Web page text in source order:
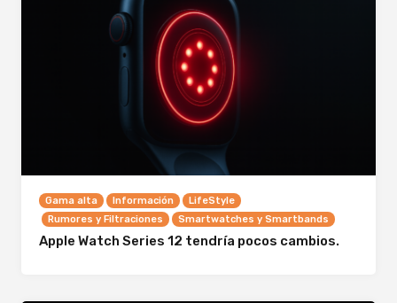
Gama alta Información
LifeStyle
Rumores y Filtraciones
Smartwatches y Smartbands
Apple Watch Series 12 tendría pocos cambios.